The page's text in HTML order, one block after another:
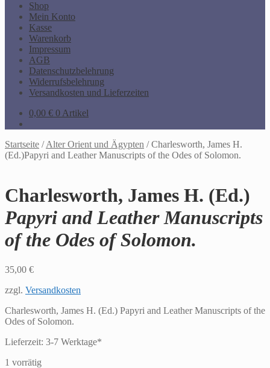
Shop
Mein Konto
Kasse
Warenkorb
Impressum
AGB
Datenschutzbelehrung
Widerrufsbelehrung
Versandkosten und Lieferzeiten
0,00 € 0 Artikel
Startseite /Alter Orient und Ägypten /Charlesworth, James H.
(Ed.)Papyri and Leather Manuscripts of the Odes of Solomon.
Charlesworth, James H. (Ed.)
Papyri and Leather Manuscripts
of the Odes of Solomon.
35,00 €
zzgl. Versandkosten
Charlesworth, James H. (Ed.) Papyri and Leather Manuscripts of the
Odes of Solomon.
Lieferzeit: 3-7 Werktage*
1 vorrätig